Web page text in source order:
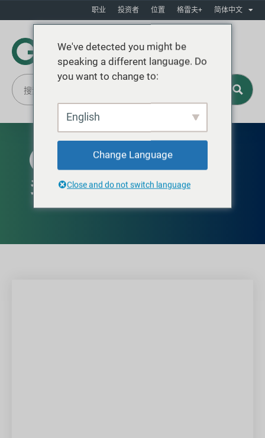
职业 投资者 位置 格雷夫+ 简体中文
在拉丁美洲有售
多面开口鼓
We've detected you might be
speaking a different language. Do
you want to change to:
English
Change Language
Close and do not switch language